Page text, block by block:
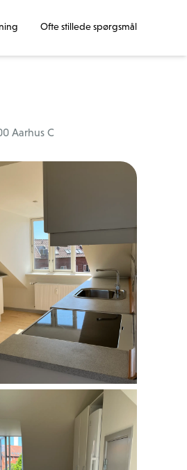
Ofte stillede spørgsmål
Aarhus C